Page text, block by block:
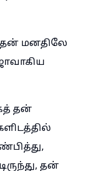
மனதிலே
தன்
தன்